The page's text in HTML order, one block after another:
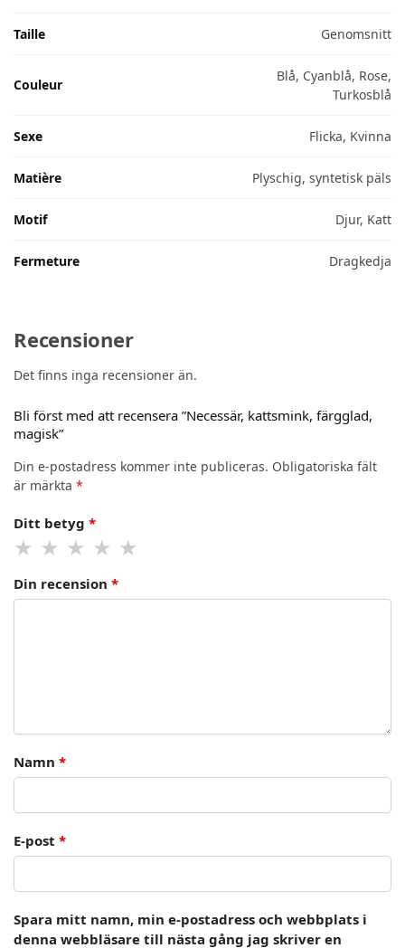
Taille Genomsnitt
Couleur
Blå, Cyanblå, Rose,
Turkosblå
Sexe Flicka, Kvinna
Matière Plyschig, syntetisk päls
Motif Djur, Katt
Fermeture Dragkedja
Recensioner
Det finns inga recensioner än.
Bli först med att recensera ”Necessär, kattsmink, färgglad,
magisk”
Din e-postadress kommer inte publiceras. Obligatoriska fält
är märkta *
Ditt betyg *
Din recension *
Namn *
E-post *
Spara mitt namn, min e-postadress och webbplats i
denna webbläsare till nästa gång jag skriver en